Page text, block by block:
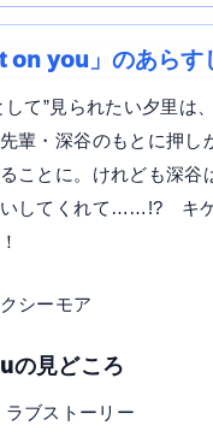
on you」のあらす
して”見られたい夕里は
輩・深谷のもとに押し
ことに。けれども深谷
いしてくれて……!? キ
シーモア
の見どころ
ラブストーリー